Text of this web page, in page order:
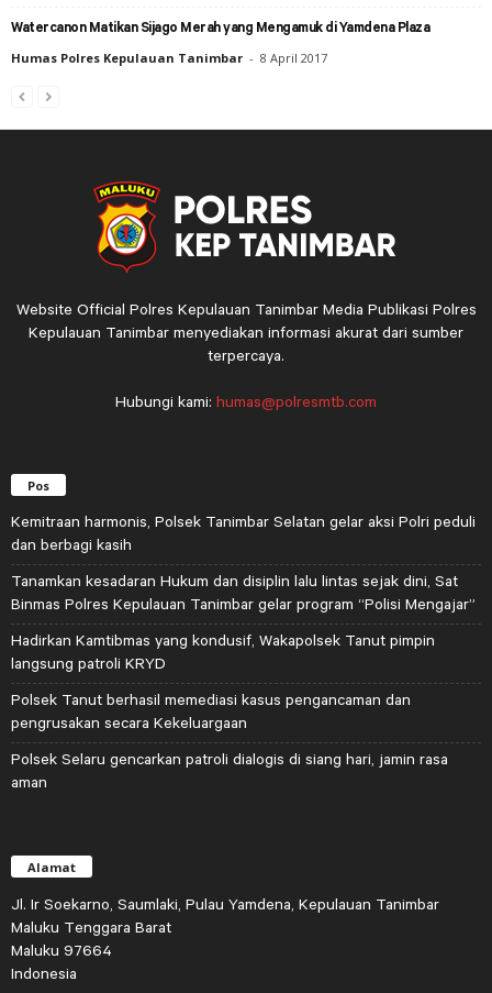
Watercanon Matikan Sijago Merah yang Mengamuk di Yamdena Plaza
Humas Polres Kepulauan Tanimbar - 8 April 2017
Website Official Polres Kepulauan Tanimbar Media Publikasi Polres
Kepulauan Tanimbar menyediakan informasi akurat dari sumber
terpercaya.
Hubungi kami: humas@polresmtb.com
Pos
Kemitraan harmonis, Polsek Tanimbar Selatan gelar aksi Polri peduli
dan berbagi kasih
Tanamkan kesadaran Hukum dan disiplin lalu lintas sejak dini, Sat
Binmas Polres Kepulauan Tanimbar gelar program “Polisi Mengajar”
Hadirkan Kamtibmas yang kondusif, Wakapolsek Tanut pimpin
langsung patroli KRYD
Polsek Tanut berhasil memediasi kasus pengancaman dan
pengrusakan secara Kekeluargaan
Polsek Selaru gencarkan patroli dialogis di siang hari, jamin rasa
aman
Alamat
Jl. Ir Soekarno, Saumlaki, Pulau Yamdena, Kepulauan Tanimbar
Maluku Tenggara Barat
Maluku 97664
Indonesia